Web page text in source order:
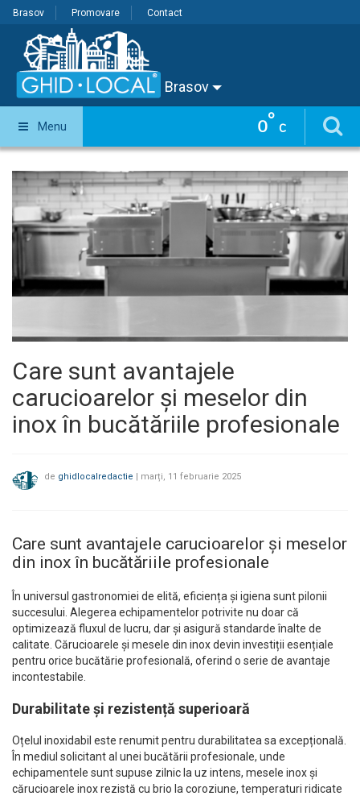
Brasov Promovare Contact
Brasov
0° C
Menu
Care sunt avantajele
carucioarelor și meselor din
inox în bucătăriile profesionale
de ghidlocalredactie | marți, 11 februarie 2025
Care sunt avantajele carucioarelor și meselor
din inox în bucătăriile profesionale
În universul gastronomiei de elită, eficiența și igiena sunt pilonii
succesului. Alegerea echipamentelor potrivite nu doar că
optimizează fluxul de lucru, dar și asigură standarde înalte de
calitate. Cărucioarele și mesele din inox devin investiții esențiale
pentru orice bucătărie profesională, oferind o serie de avantaje
incontestabile.
Durabilitate și rezistență superioară
Oțelul inoxidabil este renumit pentru durabilitatea sa excepțională.
În mediul solicitant al unei bucătării profesionale, unde
echipamentele sunt supuse zilnic la uz intens, mesele inox și
cărucioarele inox rezistă cu brio la coroziune, temperaturi ridicate